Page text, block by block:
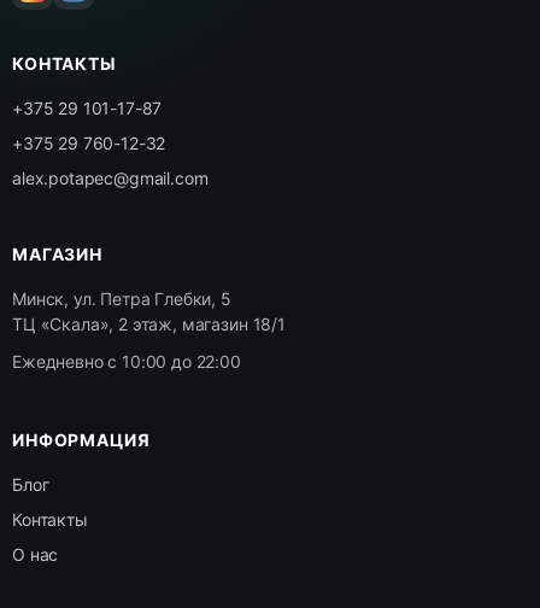
КОНТАКТЫ
+375 29 101-17-87
+375 29 760-12-32
alex.potapec@gmail.com
МАГАЗИН
Минск, ул. Петра Глебки, 5
ТЦ «Скала», 2 этаж, магазин 18/1
Ежедневно с 10:00 до 22:00
ИНФОРМАЦИЯ
Блог
Контакты
О нас